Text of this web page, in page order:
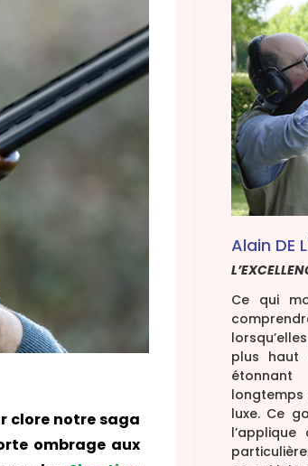
JOURS DE CHASSE
Cyrus KHODAÏ
LEVOYE
PANGAULT
Formations fédérales
Réglementation
Tutos sécurité
Votre licence de tir
Votre permis de
clore notre saga
ombrage aux
Alain DE
Ce qui
plus haut
luxe. Ce